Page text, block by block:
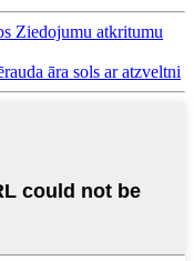
Ziedojumu atkritumu
āra sols ar atzveltni